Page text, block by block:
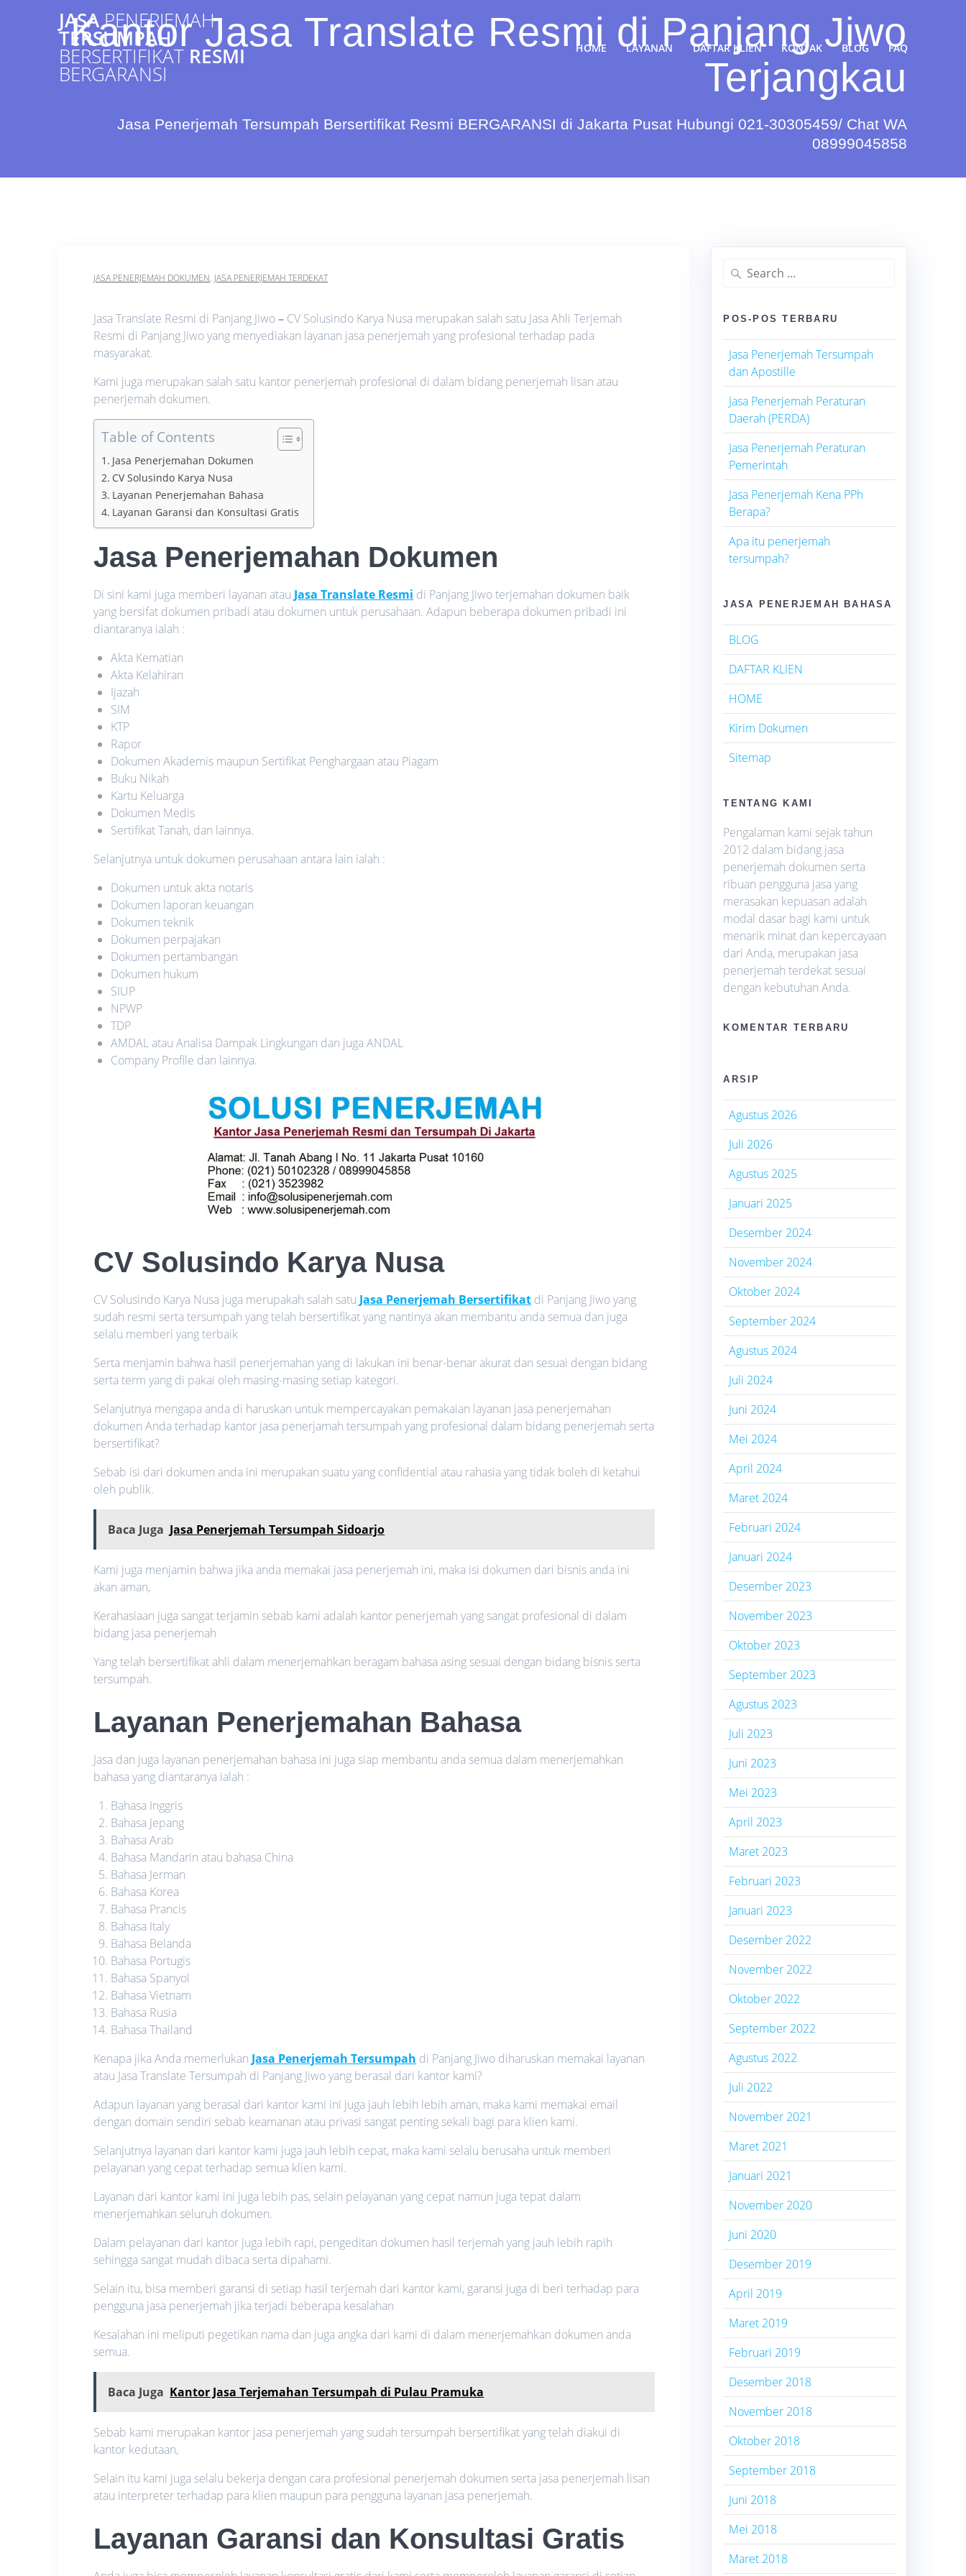
JASAPENERJEMAH
TERSUMPAH
BERSERTIFIKAT RESMI
BERGARANSI
HOME LAYANAN DAFTAR KLIEN KONTAK BLOG FAQ
Kantor Jasa Translate Resmi di Panjang Jiwo
Terjangkau
Jasa Penerjemah Tersumpah Bersertifikat Resmi BERGARANSI di Jakarta Pusat Hubungi 021-30305459/ Chat WA
08999045858
JASA PENERJEMAH DOKUMEN, JASA PENERJEMAH TERDEKAT
Jasa Translate Resmi di Panjang Jiwo– CV Solusindo Karya Nusa merupakan salah satu Jasa Ahli Terjemah
Resmi di Panjang Jiwo yang menyediakan layanan jasa penerjemah yang profesional terhadap pada
masyarakat.
Kami juga merupakan salah satu kantor penerjemah profesional di dalam bidang penerjemah lisan atau
penerjemah dokumen.
Table of Contents
Jasa Penerjemahan Dokumen
CV Solusindo Karya Nusa
Layanan Penerjemahan Bahasa
Layanan Garansi dan Konsultasi Gratis
Jasa Penerjemahan Dokumen
Di sini kami juga memberi layanan atau Jasa Translate Resmi di Panjang Jiwo terjemahan dokumen baik
yang bersifat dokumen pribadi atau dokumen untuk perusahaan. Adapun beberapa dokumen pribadi ini
diantaranya ialah :
Akta Kematian
Akta Kelahiran
Ijazah
SIM
KTP
Rapor
Dokumen Akademis maupun Sertifikat Penghargaan atau Piagam
Buku Nikah
Kartu Keluarga
Dokumen Medis
Sertifikat Tanah, dan lainnya.
Selanjutnya untuk dokumen perusahaan antara lain ialah :
Dokumen untuk akta notaris
Dokumen laporan keuangan
Dokumen teknik
Dokumen perpajakan
Dokumen pertambangan
Dokumen hukum
SIUP
NPWP
TDP
AMDAL atau Analisa Dampak Lingkungan dan juga ANDAL
Company Profile dan lainnya.
CV Solusindo Karya Nusa
CV Solusindo Karya Nusa juga merupakah salah satu Jasa Penerjemah Bersertifikat di Panjang Jiwo yang
sudah resmi serta tersumpah yang telah bersertifikat yang nantinya akan membantu anda semua dan juga
selalu memberi yang terbaik
Serta menjamin bahwa hasil penerjemahan yang di lakukan ini benar-benar akurat dan sesuai dengan bidang
serta term yang di pakai oleh masing-masing setiap kategori.
Selanjutnya mengapa anda di haruskan untuk mempercayakan pemakaian layanan jasa penerjemahan
dokumen Anda terhadap kantor jasa penerjamah tersumpah yang profesional dalam bidang penerjemah serta
bersertifikat?
Sebab isi dari dokumen anda ini merupakan suatu yang confidential atau rahasia yang tidak boleh di ketahui
oleh publik.
Baca Juga Jasa Penerjemah Tersumpah Sidoarjo
Kami juga menjamin bahwa jika anda memakai jasa penerjemah ini, maka isi dokumen dari bisnis anda ini
akan aman,
Kerahasiaan juga sangat terjamin sebab kami adalah kantor penerjemah yang sangat profesional di dalam
bidang jasa penerjemah
Yang telah bersertifikat ahli dalam menerjemahkan beragam bahasa asing sesuai dengan bidang bisnis serta
tersumpah.
Layanan Penerjemahan Bahasa
Jasa dan juga layanan penerjemahan bahasa ini juga siap membantu anda semua dalam menerjemahkan
bahasa yang diantaranya ialah :
Bahasa Inggris
Bahasa Jepang
Bahasa Arab
Bahasa Mandarin atau bahasa China
Bahasa Jerman
Bahasa Korea
Bahasa Prancis
Bahasa Italy
Bahasa Belanda
Bahasa Portugis
Bahasa Spanyol
Bahasa Vietnam
Bahasa Rusia
Bahasa Thailand
Kenapa jika Anda memerlukan Jasa Penerjemah Tersumpah di Panjang Jiwo diharuskan memakai layanan
atau Jasa Translate Tersumpah di Panjang Jiwo yang berasal dari kantor kami?
Adapun layanan yang berasal dari kantor kami ini juga jauh lebih lebih aman, maka kami memakai email
dengan domain sendiri sebab keamanan atau privasi sangat penting sekali bagi para klien kami.
Selanjutnya layanan dari kantor kami juga jauh lebih cepat, maka kami selalu berusaha untuk memberi
pelayanan yang cepat terhadap semua klien kami.
Layanan dari kantor kami ini juga lebih pas, selain pelayanan yang cepat namun juga tepat dalam
menerjemahkan seluruh dokumen.
Dalam pelayanan dari kantor juga lebih rapi, pengeditan dokumen hasil terjemah yang jauh lebih rapih
sehingga sangat mudah dibaca serta dipahami.
Selain itu, bisa memberi garansi di setiap hasil terjemah dari kantor kami, garansi juga di beri terhadap para
pengguna jasa penerjemah jika terjadi beberapa kesalahan
Kesalahan ini meliputi pegetikan nama dan juga angka dari kami di dalam menerjemahkan dokumen anda
semua.
Baca Juga Kantor Jasa Terjemahan Tersumpah di Pulau Pramuka
Sebab kami merupakan kantor jasa penerjemah yang sudah tersumpah bersertifikat yang telah diakui di
kantor kedutaan,
Selain itu kami juga selalu bekerja dengan cara profesional penerjemah dokumen serta jasa penerjemah lisan
atau interpreter terhadap para klien maupun para pengguna layanan jasa penerjemah.
Layanan Garansi dan Konsultasi Gratis
Search
for:
POS-POS TERBARU
Jasa Penerjemah Tersumpah
dan Apostille
Jasa Penerjemah Peraturan
Daerah (PERDA)
Jasa Penerjemah Peraturan
Pemerintah
Jasa Penerjemah Kena PPh
Berapa?
Apa itu penerjemah
tersumpah?
JASA PENERJEMAH BAHASA
BLOG
DAFTAR KLIEN
HOME
Kirim Dokumen
Sitemap
TENTANG KAMI
Pengalaman kami sejak tahun
2012 dalam bidang jasa
penerjemah dokumen serta
ribuan pengguna jasa yang
merasakan kepuasan adalah
modal dasar bagi kami untuk
menarik minat dan kepercayaan
dari Anda, merupakan jasa
penerjemah terdekat sesuai
dengan kebutuhan Anda.
KOMENTAR TERBARU
ARSIP
Agustus 2026
Juli 2026
Agustus 2025
Januari 2025
Desember 2024
November 2024
Oktober 2024
September 2024
Agustus 2024
Juli 2024
Juni 2024
Mei 2024
April 2024
Maret 2024
Februari 2024
Januari 2024
Desember 2023
November 2023
Oktober 2023
September 2023
Agustus 2023
Juli 2023
Juni 2023
Mei 2023
April 2023
Maret 2023
Februari 2023
Januari 2023
Desember 2022
November 2022
Oktober 2022
September 2022
Agustus 2022
Juli 2022
November 2021
Maret 2021
Januari 2021
November 2020
Juni 2020
Desember 2019
April 2019
Maret 2019
Februari 2019
Desember 2018
November 2018
Oktober 2018
September 2018
Juni 2018
Mei 2018
Maret 2018